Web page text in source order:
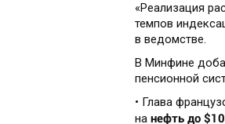
«Реализация
темпов
в ведомстве.
В Минфине
пенсионной
• Глава
на нефть до